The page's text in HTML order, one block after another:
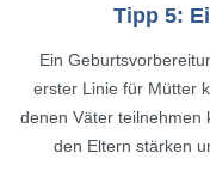
Tipp 5:
Ein
erster Linie für Mütter
denen Väter teilnehmen
den Eltern stärken